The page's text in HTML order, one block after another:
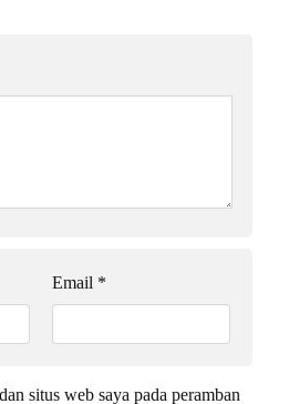
Email *
situs web saya pada peramban